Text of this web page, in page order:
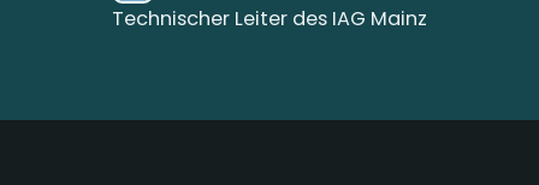
Technischer Leiter des IAG Mainz